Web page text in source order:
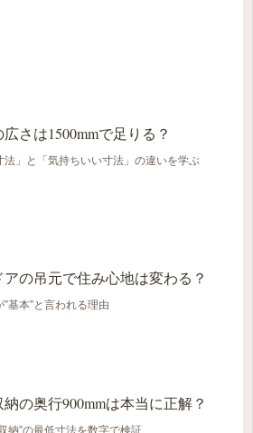
さは1500mmで足りる？
法」と「気持ちいい寸法」の違いを学ぶ
の吊元で住み心地は変わる？
”基本”と言われる理由
の奥行900mmは本当に正解？